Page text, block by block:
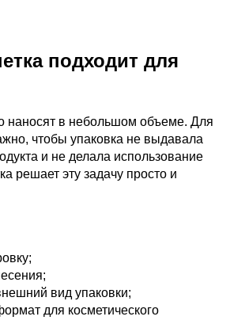
подходит для
наносят в небольшом объеме. Для
чтобы упаковка не выдавала
и не делала использование
решает эту задачу просто и
вид упаковки;
для косметического